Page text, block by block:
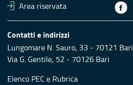
Area riservata
Contatti e indirizzi
Lungomare N. Sauro, 33 - 70121 Bari
Via G. Gentile, 52 - 70126 Bari
Elenco PEC e Rubrica